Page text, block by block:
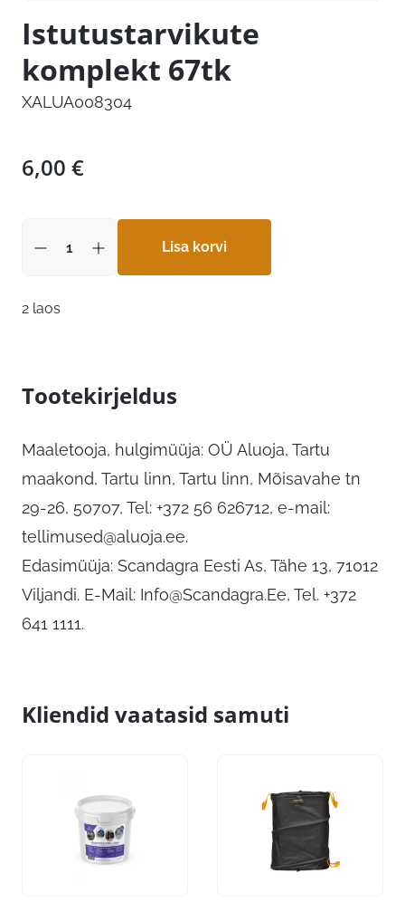
Istutustarvikute
komplekt 67tk
XALUA008304
6,00 €
Lisa korvi
2 laos
Tootekirjeldus
Maaletooja, hulgimüüja: OÜ Aluoja, Tartu
maakond, Tartu linn, Tartu linn, Mõisavahe tn
29-26, 50707, Tel: +372 56 626712, e-mail:
tellimused@aluoja.ee.
Edasimüüja: Scandagra Eesti As, Tähe 13, 71012
Viljandi. E-Mail: Info@Scandagra.Ee, Tel. +372
641 1111.
Kliendid vaatasid samuti